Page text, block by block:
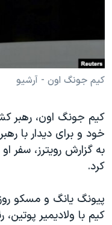
علم و فناوری
گالری عکس
آرشیو پخش زنده
رمز مهسا
اعتراضات زن، زندگی،
مجموعه مستندهای
چهل سال گروگان‌گیری
کیم جونگ اون - آرشیو
کیم جونگ اون، رهبر
خود و برای دیدار با
به گزارش رویترز، سفر
کرد.
پیونگ یانگ و مسکو
کیم با ولادیمیر